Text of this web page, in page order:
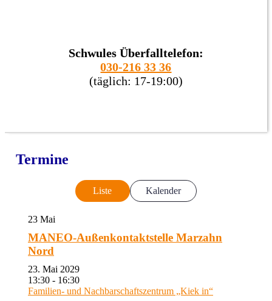
Schwules Überfalltelefon:
030-216 33 36
(täglich: 17-19:00)
Termine
Liste Kalender
23 Mai
MANEO-Außenkontaktstelle Marzahn
Nord
23. Mai 2029
13:30 - 16:30
Familien- und Nachbarschaftszentrum „Kiek in“